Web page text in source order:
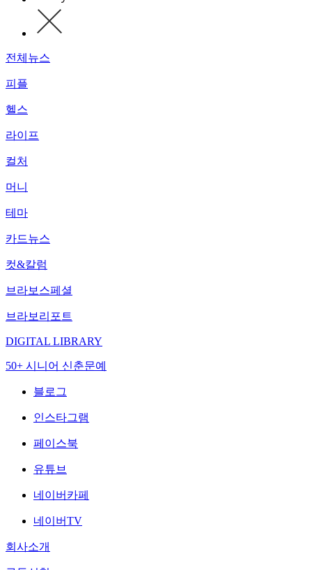
전체뉴스
피플
헬스
라이프
컬처
머니
테마
카드뉴스
컷&칼럼
브라보스페셜
브라보리포트
DIGITAL LIBRARY
50+ 시니어 신춘문예
블로그
인스타그램
페이스북
유튜브
네이버카페
네이버TV
회사소개